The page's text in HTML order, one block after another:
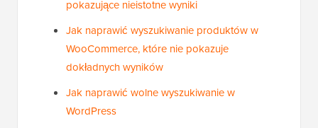
pokazujące nieistotne wyniki
Jak naprawić wyszukiwanie produktów w
WooCommerce, które nie pokazuje
dokładnych wyników
Jak naprawić wolne wyszukiwanie w
WordPress